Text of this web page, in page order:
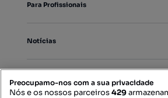
Para Profissionais
Notícias
Preocupamo-nos com a sua privacidade
Nós e os nossos parceiros429